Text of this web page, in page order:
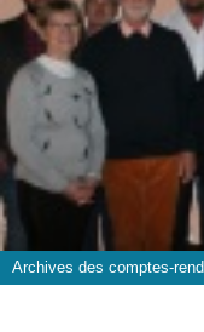
Archives des comptes-